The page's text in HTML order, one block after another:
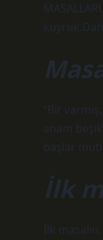
“Bir
anam
başlar
İlk
İlk